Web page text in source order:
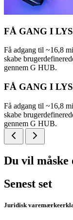
FÅ GANG I
Få adgang til ~16,8
skabe
gennem G HUB.
FÅ GANG I
Få adgang til ~16,8
skabe
gennem G HUB.
Du vil måske
Senest set
Juridisk